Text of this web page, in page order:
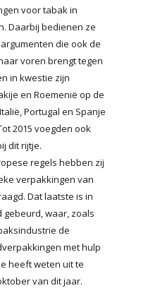
voor tabak in
Daarbij bedienen ze
die ook de
voren brengt tegen
in kwestie zijn
en Roemenië op de
Portugal en Spanje
2015 voegden ook
dit rijtje.
regels hebben zij
verpakkingen van
Dat laatste is in
waar, zoals
de
met hulp
heeft weten uit te
van dit jaar.